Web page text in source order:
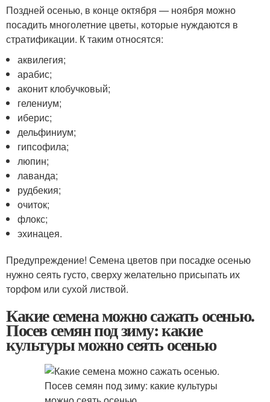
Поздней осенью, в конце октября — ноября можно
посадить многолетние цветы, которые нуждаются в
стратификации. К таким относятся:
аквилегия;
арабис;
аконит клобучковый;
гелениум;
иберис;
дельфиниум;
гипсофила;
люпин;
лаванда;
рудбекия;
очиток;
флокс;
эхинацея.
Предупреждение! Семена цветов при посадке осенью
нужно сеять густо, сверху желательно присыпать их
торфом или сухой листвой.
Какие семена можно сажать осенью.
Посев семян под зиму: какие
культуры можно сеять осенью